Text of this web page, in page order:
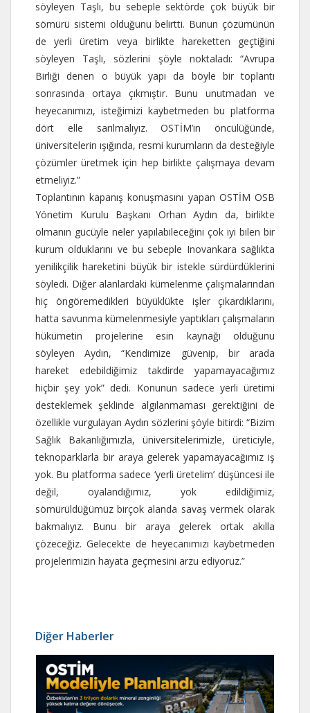
söyleyen Taşlı, bu sebeple sektörde çok büyük bir
sömürü sistemi olduğunu belirtti. Bunun çözümünün
de yerli üretim veya birlikte hareketten geçtiğini
söyleyen Taşlı, sözlerini şöyle noktaladı: “Avrupa
Birliği denen o büyük yapı da böyle bir toplantı
sonrasında ortaya çıkmıştır. Bunu unutmadan ve
heyecanımızı, isteğimizi kaybetmeden bu platforma
dört elle sarılmalıyız. OSTİM’in öncülüğünde,
üniversitelerin ışığında, resmi kurumların da desteğiyle
çözümler üretmek için hep birlikte çalışmaya devam
etmeliyiz.”
Toplantının kapanış konuşmasını yapan OSTİM OSB
Yönetim Kurulu Başkanı Orhan Aydın da, birlikte
olmanın gücüyle neler yapılabileceğini çok iyi bilen bir
kurum olduklarını ve bu sebeple Inovankara sağlıkta
yenilikçilik hareketini büyük bir istekle sürdürdüklerini
söyledi. Diğer alanlardaki kümelenme çalışmalarından
hiç öngöremedikleri büyüklükte işler çıkardıklarını,
hatta savunma kümelenmesiyle yaptıkları çalışmaların
hükümetin projelerine esin kaynağı olduğunu
söyleyen Aydın, “Kendimize güvenip, bir arada
hareket edebildiğimiz takdirde yapamayacağımız
hiçbir şey yok” dedi. Konunun sadece yerli üretimi
desteklemek şeklinde algılanmaması gerektiğini de
özellikle vurgulayan Aydın sözlerini şöyle bitirdi: “Bizim
Sağlık Bakanlığımızla, üniversitelerimizle, üreticiyle,
teknoparklarla bir araya gelerek yapamayacağımız iş
yok. Bu platforma sadece ‘yerli üretelim’ düşüncesi ile
değil, oyalandığımız, yok edildiğimiz,
sömürüldüğümüz birçok alanda savaş vermek olarak
bakmalıyız. Bunu bir araya gelerek ortak akılla
çözeceğiz. Gelecekte de heyecanımızı kaybetmeden
projelerimizin hayata geçmesini arzu ediyoruz.”
Diğer Haberler